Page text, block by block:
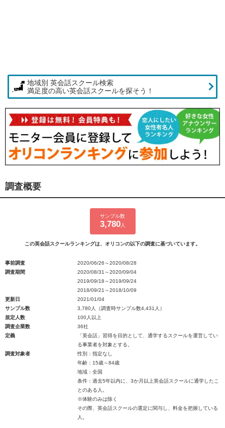
地域別 英会話スクール検索
満足度の高い英会話スクールを探そう！
調査概要
サンプル数
3,780人
この英会話スクールランキングは、オリコンの以下の調査に基づいています。
事前調査
2020/06/26～2020/08/28
調査期間
2020/08/31～2020/09/04
2019/09/18～2019/09/24
2018/09/21～2018/10/09
更新日
2021/01/04
サンプル数
3,780人（調査時サンプル数4,431人）
規定人数
100人以上
調査企業数
36社
定義
「英会話」習得を目的として、通学するスクールを運営してい
る事業者を対象とする。
調査対象者
性別：指定なし
年齢：15歳～84歳
地域：全国
条件：過去5年以内に、3か月以上英会話スクールに通学したこ
とのある人。
※体験のみは除く
その際、英会話スクールの選定に関与し、料金を把握している
人。